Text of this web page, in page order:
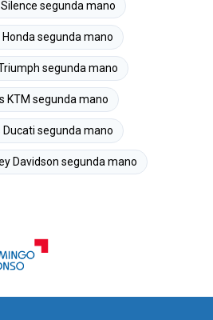
segunda mano
Honda segunda mano
segunda mano
KTM segunda mano
Ducati segunda mano
Davidson segunda mano